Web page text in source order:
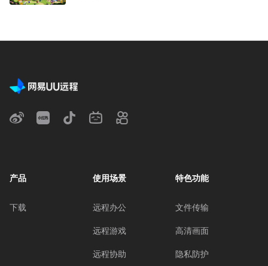
产品
下载
使用场景
远程办公
远程游戏
远程协助
特色功能
文件传输
高清画面
隐私防护